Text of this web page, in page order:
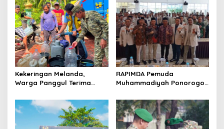
Kekeringan Melanda,
Warga Panggul Terima
RAPIMDA Pemuda
Muhammadiyah Ponorogo
Kebangsaan Berbasis
Integritas